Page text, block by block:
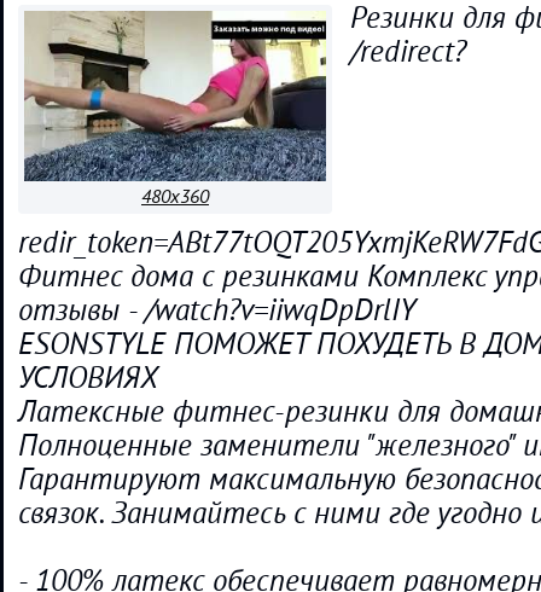
480x360
Резинки для
/redirect?
Фитнес дома с резинками Комплекс
отзывы - /watch?v=iiwqDpDrlIY
ESONSTYLE ПОМОЖЕТ ПОХУДЕТЬ В
УСЛОВИЯХ
Латексные фитнес-резинки для
Полноценные заменители "железного"
Гарантируют максимальную
связок. Занимайтесь с ними где угодно
- 100% латекс обеспечивает